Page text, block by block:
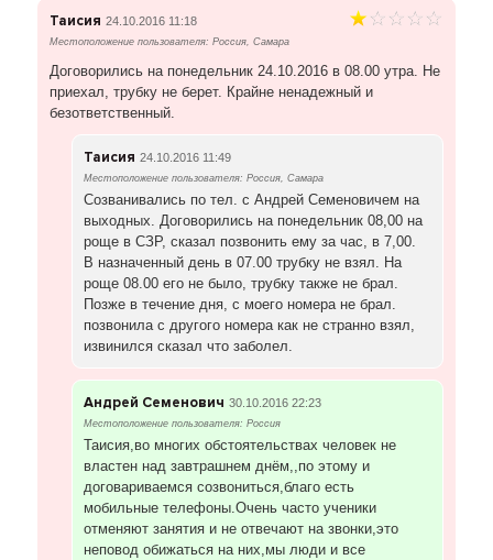
Таисия 24.10.2016 11:18
Местоположение пользователя: Россия, Самара
Договорились на понедельник 24.10.2016 в 08.00 утра. Не
приехал, трубку не берет. Крайне ненадежный и
безответственный.
Таисия 24.10.2016 11:49
Местоположение пользователя: Россия, Самара
Созванивались по тел. с Андрей Семеновичем на
выходных. Договорились на понедельник 08,00 на
роще в СЗР, сказал позвонить ему за час, в 7,00.
В назначенный день в 07.00 трубку не взял. На
роще 08.00 его не было, трубку также не брал.
Позже в течение дня, с моего номера не брал.
позвонила с другого номера как не странно взял,
извинился сказал что заболел.
Андрей Семенович 30.10.2016 22:23
Местоположение пользователя: Россия
Таисия,во многих обстоятельствах человек не
властен над завтрашнем днём,,по этому и
договариваемся созвониться,благо есть
мобильные телефоны.Очень часто ученики
отменяют занятия и не отвечают на звонки,это
неповод обижаться на них,мы люди и все